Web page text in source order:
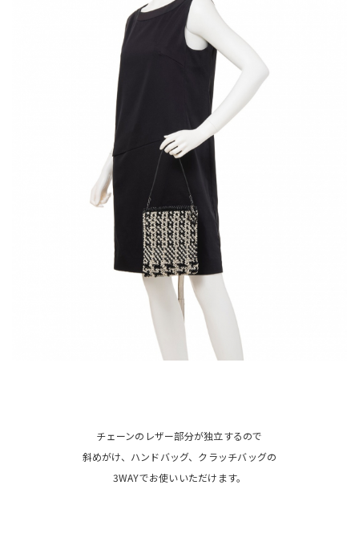
チェーンのレザー部分が独立するので
斜めがけ、ハンドバッグ、クラッチバッグの
3WAYでお使いいただけます。